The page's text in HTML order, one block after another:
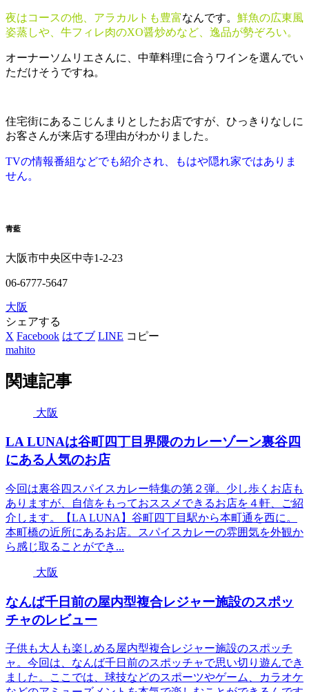
夜はコースの他、アラカルトも豊富なんです。 鮮魚の広東風
姿蒸しや、牛フィレ肉のXO醤炒めなど、逸品が勢ぞろい。
オーナーソムリエさんに、中華料理に合うワインを選んでい
ただけそうですね。
住宅街にあるこじんまりとしたお店ですが、ひっきりなしに
お客さんが来店する理由がわかりました。
TVの情報番組などでも紹介され、もはや隠れ家ではありま
せん。
青藍
大阪市中央区中寺1-2-23
06-6777-5647
大阪
シェアする
X Facebook はてブ LINE コピー
mahito
関連記事
大阪
LA LUNAは谷町四丁目界隈のカレーゾーン裏谷四
にある人気のお店
今回は裏谷四スパイスカレー特集の第２弾。少し歩くお店も
ありますが、自信をもっておススメできるお店を４軒、ご紹
介します。【LA LUNA】谷町四丁目駅から本町通を西に。
本町橋の近所にあるお店。スパイスカレーの雰囲気を外観か
ら感じ取ることができ...
大阪
なんば千日前の屋内型複合レジャー施設のスポッ
チャのレビュー
子供も大人も楽しめる屋内型複合レジャー施設のスポッチ
ャ。今回は、なんば千日前のスポッチャで思い切り遊んでき
ました。ここでは、球技などのスポーツやゲーム、カラオケ